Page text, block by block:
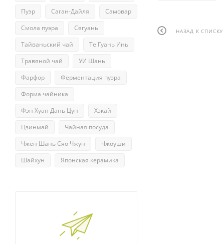
НАЗАД К СПИСКУ
Пуэр
Саган-Дайля
Самовар
Смола пуэра
Сягуань
Тайваньский чай
Те Гуань Инь
Травяной чай
УИ Шань
Фарфор
Ферментация пуэра
Форма чайника
Фэн Хуан Дань Цун
Хэкай
Цзинмай
Чайная посуда
Чжен Шань Сяо Чжун
Чжоуши
Шайхун
Японская керамика